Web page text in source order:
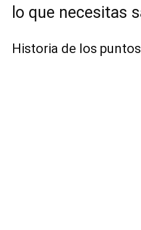
lo que necesitas
Historia de los